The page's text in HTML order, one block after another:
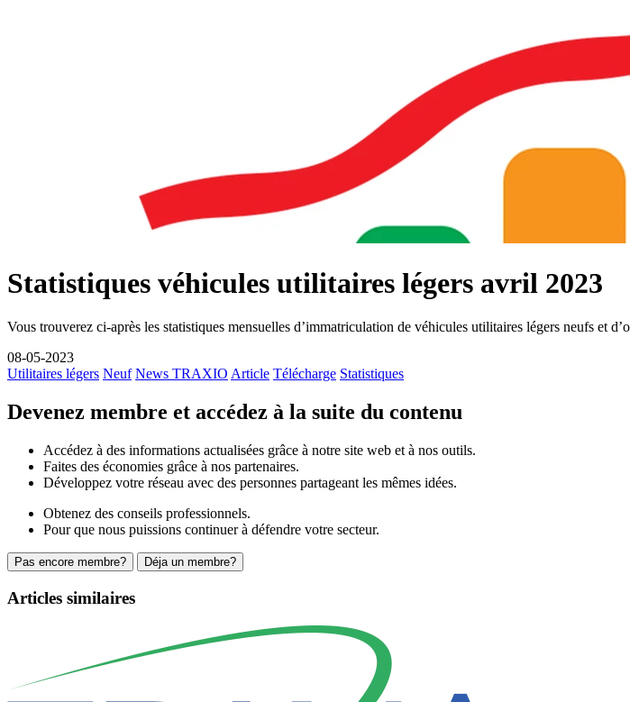
Statistiques véhicules utilitaires légers avril 2023
Vous trouverez ci-après les statistiques mensuelles d’immatriculation de véhicules utilitaires légers neufs et
08-05-2023
Utilitaires légers Neuf News TRAXIO Article Télécharge Statistiques
Devenez membre et accédez à la suite du contenu
Accédez à des informations actualisées grâce à notre site web et à nos outils.
Faites des économies grâce à nos partenaires.
Développez votre réseau avec des personnes partageant les mêmes idées.
Obtenez des conseils professionnels.
Pour que nous puissions continuer à défendre votre secteur.
Pas encore membre? Déja un membre?
Articles similaires